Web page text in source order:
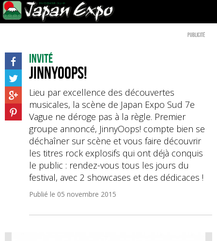
Publicité
Invité
JinnyOops!
Lieu par excellence des découvertes
musicales, la scène de Japan Expo Sud 7e
Vague ne déroge pas à la règle. Premier
groupe annoncé, JinnyOops! compte bien se
déchaîner sur scène et vous faire découvrir
les titres rock explosifs qui ont déjà conquis
le public : rendez-vous tous les jours du
festival, avec 2 showcases et des dédicaces !
Publié le 05 novembre 2015